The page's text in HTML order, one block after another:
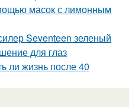
масок с лимонным
Seventeen зеленый
для глаз
ли жизнь после 40